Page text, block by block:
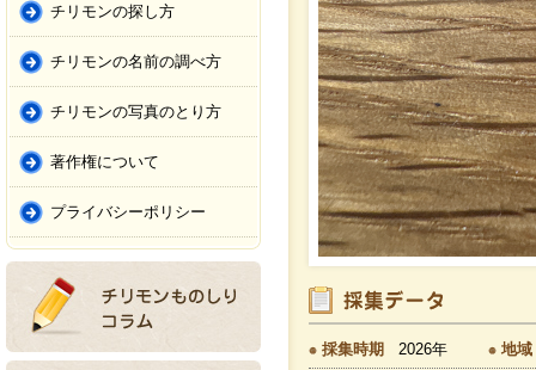
チリモンの探し方
チリモンの名前の調べ方
チリモンの写真のとり方
著作権について
プライバシーポリシー
採集時期 2026年 地域